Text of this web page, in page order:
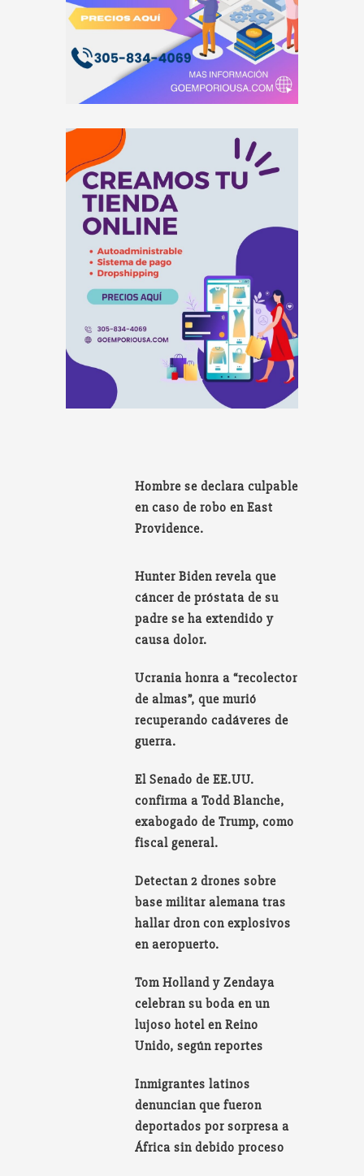
Hombre se declara culpable
en caso de robo en East
Providence.
Hunter Biden revela que
cáncer de próstata de su
padre se ha extendido y
causa dolor.
Ucrania honra a “recolector
de almas”, que murió
recuperando cadáveres de
guerra.
El Senado de EE.UU.
confirma a Todd Blanche,
exabogado de Trump, como
fiscal general.
Detectan 2 drones sobre
base militar alemana tras
hallar dron con explosivos
en aeropuerto.
Tom Holland y Zendaya
celebran su boda en un
lujoso hotel en Reino
Unido, según reportes
Inmigrantes latinos
denuncian que fueron
deportados por sorpresa a
África sin debido proceso